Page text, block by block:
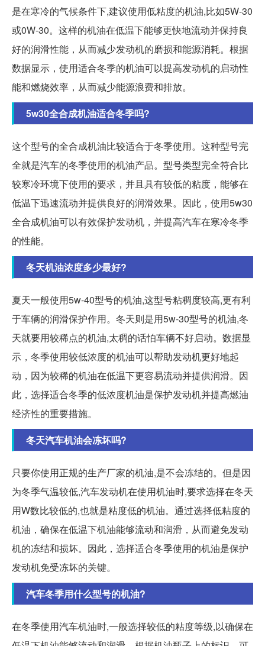
是在寒冷的气候条件下,建议使用低粘度的机油,比如5W-30
或0W-30。这样的机油在低温下能够更快地流动并保持良
好的润滑性能，从而减少发动机的磨损和能源消耗。根据
数据显示，使用适合冬季的机油可以提高发动机的启动性
能和燃烧效率，从而减少能源浪费和排放。
5w30全合成机油适合冬季吗?
这个型号的全合成机油比较适合于冬季使用。这种型号完
全就是汽车的冬季使用的机油产品。型号类型完全符合比
较寒冷环境下使用的要求，并且具有较低的粘度，能够在
低温下迅速流动并提供良好的润滑效果。因此，使用5w30
全合成机油可以有效保护发动机，并提高汽车在寒冷冬季
的性能。
冬天机油浓度多少最好?
夏天一般使用5w-40型号的机油,这型号粘稠度较高,更有利
于车辆的润滑保护作用。冬天则是用5w-30型号的机油,冬
天就要用较稀点的机油,太稠的话怕车辆不好启动。数据显
示，冬季使用较低浓度的机油可以帮助发动机更好地起
动，因为较稀的机油在低温下更容易流动并提供润滑。因
此，选择适合冬季的低浓度机油是保护发动机并提高燃油
经济性的重要措施。
冬天汽车机油会冻坏吗?
只要你使用正规的生产厂家的机油,是不会冻结的。但是因
为冬季气温较低,汽车发动机在使用机油时,要求选择在冬天
用W数比较低的,也就是粘度低的机油。通过选择低粘度的
机油，确保在低温下机油能够流动和润滑，从而避免发动
机的冻结和损坏。因此，选择适合冬季使用的机油是保护
发动机免受冻坏的关键。
汽车冬季用什么型号的机油?
在冬季使用汽车机油时,一般选择较低的粘度等级,以确保在